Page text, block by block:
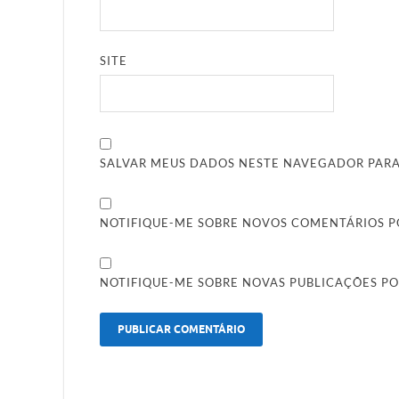
SITE
SALVAR MEUS DADOS NESTE NAVEGADOR
NOTIFIQUE-ME SOBRE NOVOS COMENTÁRIOS
NOTIFIQUE-ME SOBRE NOVAS PUBLICAÇÕES